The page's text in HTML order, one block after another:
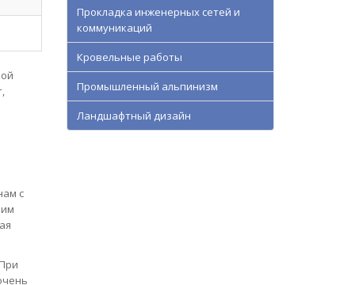
с
Прокладка инженерных сетей и
коммуникаций
Кровельные работы
Промышленный альпинизм
Ландшафтный дизайн